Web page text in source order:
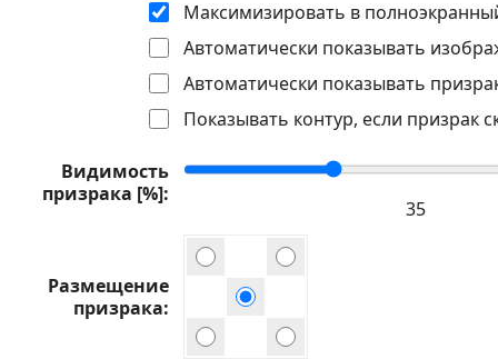
Максимизировать в
Автоматически показывать
Автоматически показывать
Показывать контур, если призрак
Видимость
призрака [%]
Размещение
призрака